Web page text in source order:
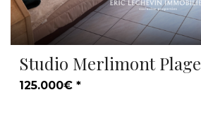
Studio Merlimont Plage
125.000€ *